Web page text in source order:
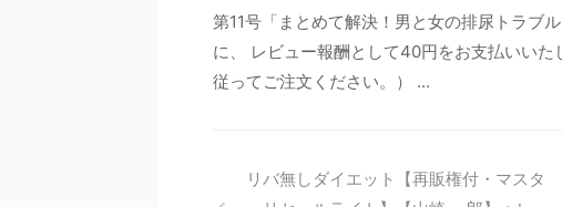
第11号「まとめて解決！男と女の排尿トラブ
に、 レビュー報酬として40円をお支払いい
従ってご注文ください。） ...
リバ無しダイエット【再販権付・マスタ